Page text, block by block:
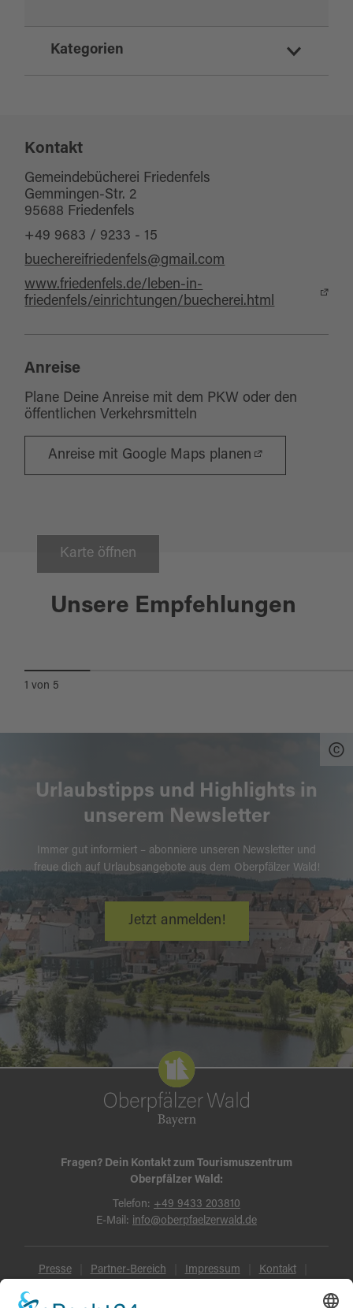
Kategorien
Kontakt
Gemeindebücherei Friedenfels
Gemmingen-Str. 2
95688 Friedenfels
+49 9683 / 9233 - 15
buechereifriedenfels@gmail.com
www.friedenfels.de/leben-in-
friedenfels/einrichtungen/buecherei.html
Anreise
Plane Deine Anreise mit dem PKW oder den
öffentlichen Verkehrsmitteln
Anreise mit Google Maps planen
Karte öffnen
Unsere Empfehlungen
Friedenfels
DREITAGESTOUR AM
1 von 5
Urlaubstipps und Highlights in
unserem Newsletter
Immer gut informiert – abonniere unseren Newsletter und
freue dich auf Urlaubsangebote aus dem Oberpfälzer Wald!
Jetzt anmelden!
Fragen? Dein Kontakt zum Tourismuszentrum
Oberpfälzer Wald:
Telefon: +49 9433 203810
E-Mail: info@oberpfaelzerwald.de
Presse Partner-Bereich Impressum Kontakt
Datenschutz